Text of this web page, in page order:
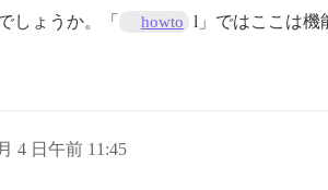
しょうか。「 howto
l」ではここは機
4 日午前 11:45